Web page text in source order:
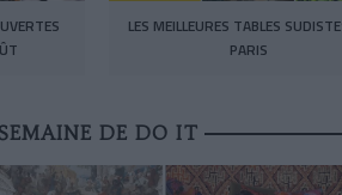
LES MEILLEURES TABLES
PARIS
DE DO IT